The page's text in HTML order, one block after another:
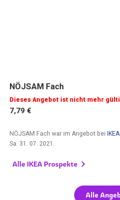
NÖJSAM Fach
Dieses Angebot ist nicht mehr
7,79 €
NÖJSAM Fach war im Angebot beiIKEA
Sa. 31. 07. 2021
Alle IKEA Prospekte
Alle